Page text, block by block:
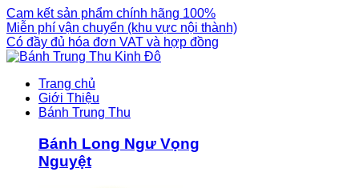
Cam kết sản phẩm chính hãng 100%
Miễn phí vận chuyển (khu vực nội thành)
Có đầy đủ hóa đơn VAT và hợp đồng
Trang chủ
Giới Thiệu
Bánh Trung Thu
Bánh Long Ngư Vọng
Nguyệt